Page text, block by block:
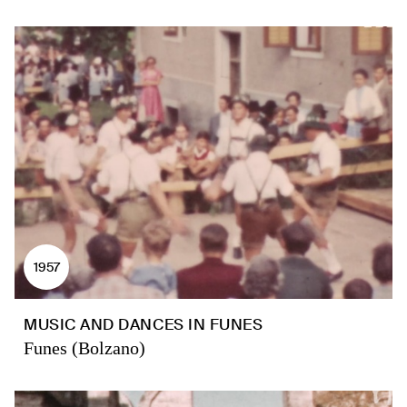
1957
MUSIC AND DANCES IN FUNES
Funes (Bolzano)